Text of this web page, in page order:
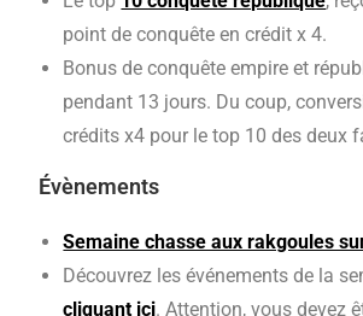
point de conquête en crédit x 4.
Bonus de conquête empire et
pendant 13 jours. Du coup,
crédits x4 pour le top 10 des deux
Évènements
Semaine chasse aux rakgoules
Découvrez les événements de la
cliquant ici. Attention, vous devez